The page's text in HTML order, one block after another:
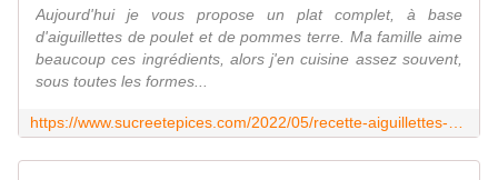
Aujourd'hui je vous propose un plat complet, à base
d'aiguillettes de poulet et de pommes terre. Ma famille aime
beaucoup ces ingrédients, alors j'en cuisine assez souvent,
sous toutes les formes...